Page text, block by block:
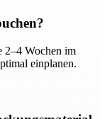
2–4 Wochen im
einplanen.